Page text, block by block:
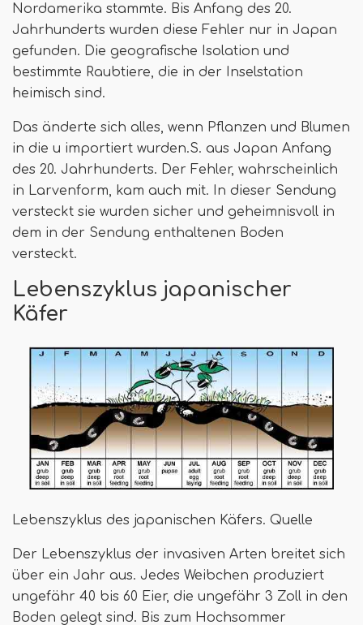
Nordamerika stammte. Bis Anfang des 20.
Jahrhunderts wurden diese Fehler nur in Japan
gefunden. Die geografische Isolation und
bestimmte Raubtiere, die in der Inselstation
heimisch sind.
Das änderte sich alles, wenn Pflanzen und Blumen
in die u importiert wurden.S. aus Japan Anfang
des 20. Jahrhunderts. Der Fehler, wahrscheinlich
in Larvenform, kam auch mit. In dieser Sendung
versteckt sie wurden sicher und geheimnisvoll in
dem in der Sendung enthaltenen Boden
versteckt.
Lebenszyklus japanischer
Käfer
Lebenszyklus des japanischen Käfers. Quelle
Der Lebenszyklus der invasiven Arten breitet sich
über ein Jahr aus. Jedes Weibchen produziert
ungefähr 40 bis 60 Eier, die ungefähr 3 Zoll in den
Boden gelegt sind. Bis zum Hochsommer